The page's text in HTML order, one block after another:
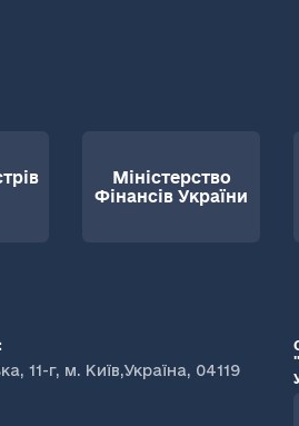
Міністерство
Фінансів України
11-г, м. Київ,Україна, 04119